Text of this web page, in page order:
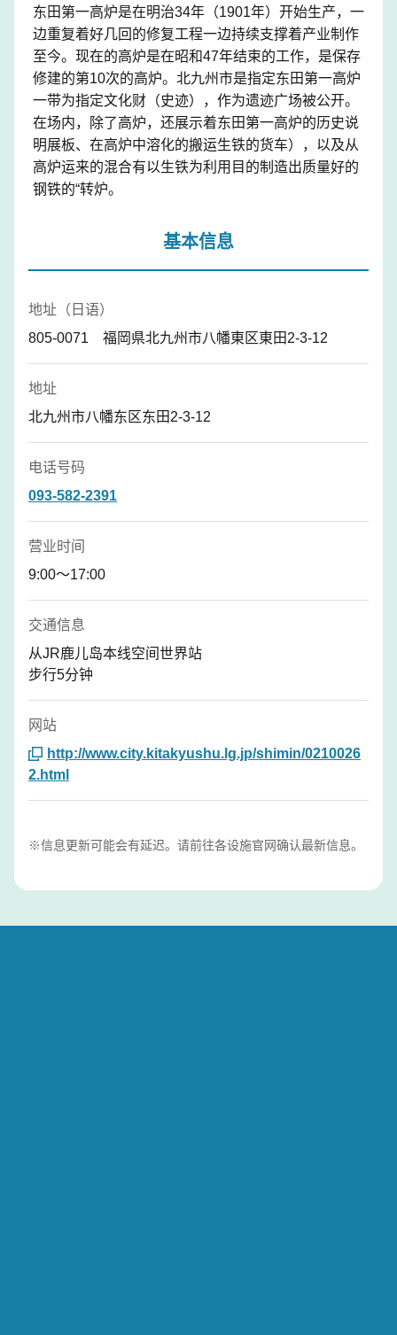
东田第一高炉是在明治34年（1901年）开始生产，一
边重复着好几回的修复工程一边持续支撑着产业制作
至今。现在的高炉是在昭和47年结束的工作，是保存
修建的第10次的高炉。北九州市是指定东田第一高炉
一带为指定文化财（史迹），作为遗迹广场被公开。
在场内，除了高炉，还展示着东田第一高炉的历史说
明展板、在高炉中溶化的搬运生铁的货车），以及从
高炉运来的混合有以生铁为利用目的制造出质量好的
钢铁的“转炉。
基本信息
地址（日语）
805-0071 福岡県北九州市八幡東区東田2-3-12
地址
北九州市八幡东区东田2-3-12
电话号码
093-582-2391
营业时间
9:00〜17:00
交通信息
从JR鹿儿岛本线空间世界站
步行5分钟
网站
http://www.city.kitakyushu.lg.jp/shimin/0210026
2.html
※信息更新可能会有延迟。请前往各设施官网确认最新信息。